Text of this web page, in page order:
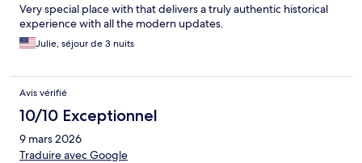
Very special place with that delivers a truly authentic historical
experience with all the modern updates.
Julie, séjour de 3 nuits
Avis vérifié
10/10 Exceptionnel
9 mars 2026
Traduire avec Google